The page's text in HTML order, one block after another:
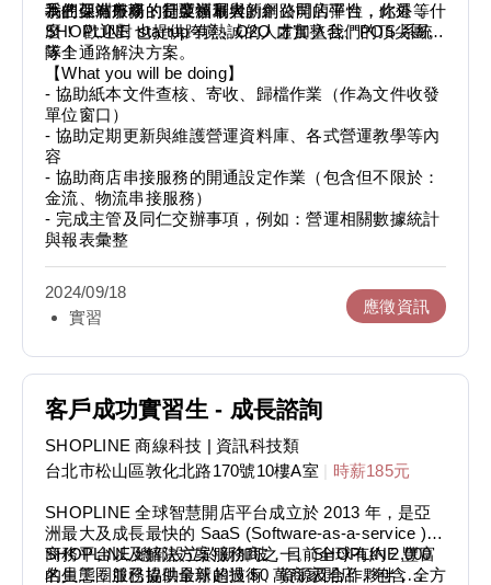
手的架站服務，是亞洲最大的網路開店平台，此外，
SHOPLINE 也提供跨境、O2O 虛實整合、POS 系統
等全通路解決方案。
為在亞洲市場的行業領軍者。
我們保有外商的制度福利與新創公司的彈性，你還等什
麼！ 歡迎對 startup 有熱誠的人才加入我們的頂尖團
隊！
【What you will be doing】
- 協助紙本文件查核、寄收、歸檔作業（作為文件收發
單位窗口）
- 協助定期更新與維護營運資料庫、各式營運教學等內
容
- 協助商店串接服務的開通設定作業（包含但不限於：
金流、物流串接服務）
- 完成主管及同仁交辦事項，例如：營運相關數據統計
與報表彙整
2024/09/18
實習
應徵資訊
客戶成功實習生 - 成長諮詢
SHOPLINE 商線科技 | 資訊科技類
台北市松山區敦化北路170號10樓A室
時薪185元
SHOPLINE 全球智慧開店平台成立於 2013 年，是亞
洲最大及成長最快的 SaaS (Software-as-a-service )
商務平台以及解決方案服務商之一。SHOPLINE 豐富
的生態圈服務提供最新的技術、資源及合作夥伴，全方
SHOPLINE 總部設立於新加坡，目前全球有約 2,000
名員工，並已協助全球超過 50 萬商家開店，包含